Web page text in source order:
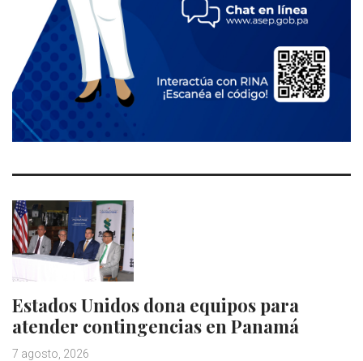
Estados Unidos dona equipos para
atender contingencias en Panamá
7 agosto, 2026